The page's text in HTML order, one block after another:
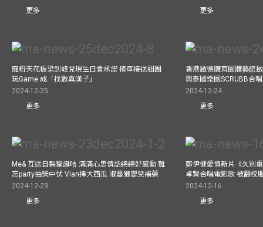
更多 更多
寵粉天花板梁釗峰兌現生日會承諾 揸車接送組團
玩Game 成「找數真漢子」
2024-12-25
更多
香港啟德體育園體藝館
與泰國樂團SCRUBB合
2024-12-24
更多
Me& 互送自製聖誕咭 滿滿心思情話綿綿好感動 難
忘party抽獎中伏 Vian捧大西瓜 淑蔓獲嬰兒補藥
2024-12-23
更多
鄭伊健愛情新片《久別
卓賢合唱電影歌 被翻校
2024-12-16
更多